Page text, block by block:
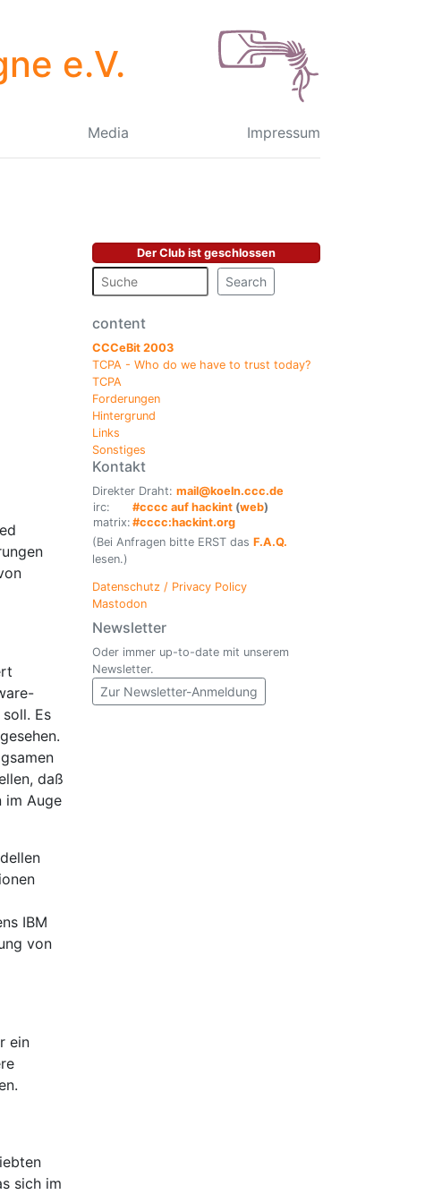
e.V.
Media Impressum
Es
daß
im Auge
IBM
von
ein
sich im
Der Club ist geschlossen
Search
content
CCCeBit 2003
TCPA - Who do we have to trust today?
TCPA
Forderungen
Hintergrund
Links
Sonstiges
Kontakt
Direkter Draht: mail@koeln.ccc.de
irc:
#cccc auf hackint (web)
matrix: #cccc:hackint.org
(Bei Anfragen bitte ERST das F.A.Q.
lesen.)
Datenschutz / Privacy Policy
Mastodon
Newsletter
Oder immer up-to-date mit unserem
Newsletter.
Zur Newsletter-Anmeldung